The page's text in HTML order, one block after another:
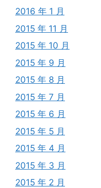
2016 年 1 月
2015 年 11 月
2015 年 10 月
2015 年 9 月
2015 年 8 月
2015 年 7 月
2015 年 6 月
2015 年 5 月
2015 年 4 月
2015 年 3 月
2015 年 2 月